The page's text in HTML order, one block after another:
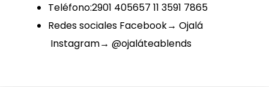
Teléfono:2901 405657 11 3591 7865
Redes sociales Facebook→ Ojalá
Instagram→ @ojaláteablends